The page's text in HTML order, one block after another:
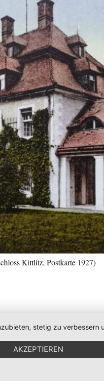
Kittlitz, Postkarte 1927)
stetig zu
AKZEPTIEREN